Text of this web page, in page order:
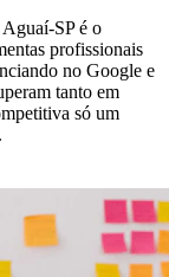
SP é o
profissionais
no Google e
tanto em
só um